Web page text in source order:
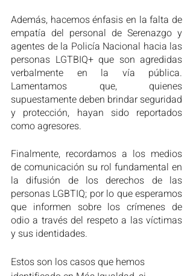
Además, hacemos énfasis en la falta de
empatía del personal de Serenazgo y
agentes de la Policía Nacional hacia las
personas LGTBIQ+ que son agredidas
verbalmente en la vía pública.
Lamentamos que, quienes
supuestamente deben brindar seguridad
y protección, hayan sido reportados
como agresores.
Finalmente, recordamos a los medios
de comunicación su rol fundamental en
la difusión de los derechos de las
personas LGBTIQ; por lo que esperamos
que informen sobre los crímenes de
odio a través del respeto a las víctimas
y sus identidades.
Estos son los casos que hemos